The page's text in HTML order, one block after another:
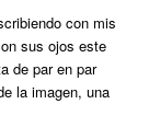
con mis
sus ojos este
de par en par
la imagen, una